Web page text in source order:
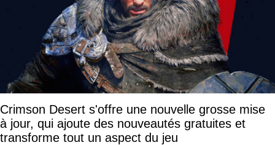
Crimson Desert s'offre une nouvelle grosse mise
à jour, qui ajoute des nouveautés gratuites et
transforme tout un aspect du jeu